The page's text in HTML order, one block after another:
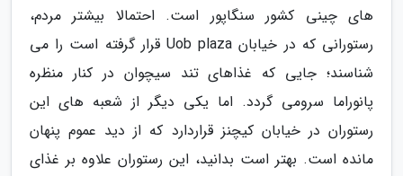
های چینی کشور سنگاپور است. احتمالا بیشتر مردم،
رستورانی که در خیابان Uob plaza قرار گرفته است را می
شناسند؛ جایی که غذاهای تند سیچوان در کنار منظره
پانوراما سرومی گردد. اما یکی دیگر از شعبه های این
رستوران در خیابان کیچنز قراردارد که از دید عموم پنهان
مانده است. بهتر است بدانید، این رستوران علاوه بر غذای